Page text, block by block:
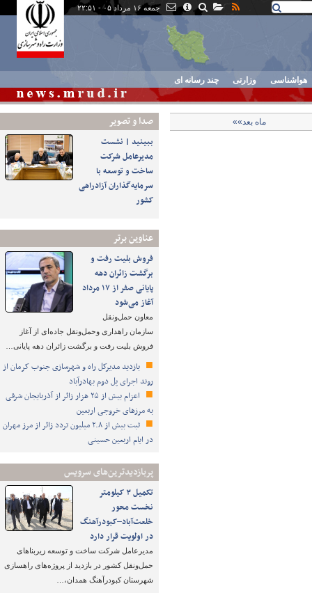
جمعه ۱۶ مرداد ۰۵ - ۲۲:۵۱
هواشناسی وزارتی چند رسانه ای
صدا و تصوير
ببینید | نشست
مدیرعامل شرکت
ساخت و توسعه با
سرمایه‌گذاران آزادراهی
کشور
عناوین برتر
فروش بلیت رفت و
برگشت زائران دهه
پایانی صفر از ۱۷ مرداد
آغاز می‌شود
معاون حمل‌ونقل
سازمان راهداری وحمل‌ونقل جاده‌ای از آغاز
فروش بلیت رفت و برگشت زائران دهه پایانی…
بازدید مدیرکل راه و شهرسازی جنوب کرمان از
روند اجرای پل دوم بهادرآباد
اعزام بیش از ۲۵ هزار زائر از آذربایجان شرقی
به مرزهای خروجی اربعین
ثبت بیش از ۲.۸ میلیون تردد زائر از مرز مهران
در ایام اربعین حسینی
پربازدیدترین‌های سرویس
تکمیل ۳ کیلومتر
نخست محور
خلعت‌آباد–کبودرآهنگ
در اولویت قرار دارد
مدیرعامل شرکت ساخت و توسعه زیربناهای
حمل‌ونقل کشور در بازدید از پروژه‌های راهسازی
شهرستان کبودرآهنگ همدان،…
ماه بعد»»